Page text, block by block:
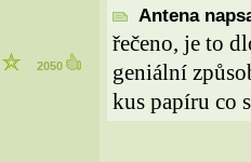
2050
Antena
řečeno, je to
geniální
kus papíru co